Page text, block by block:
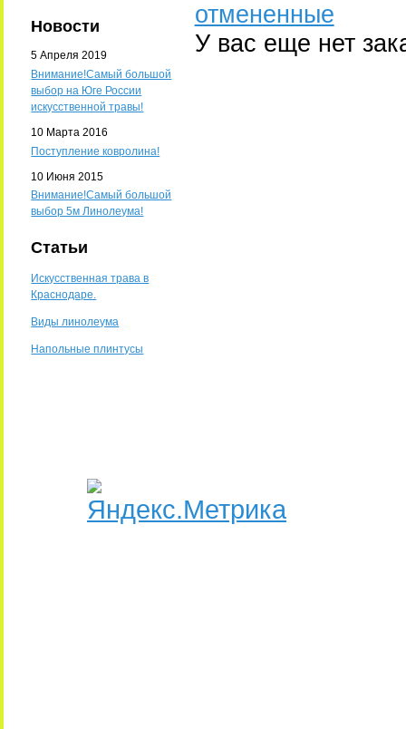
Новости
5 Апреля 2019
Внимание!Самый большой
выбор на Юге России
искусственной травы!
10 Марта 2016
Поступление ковролина!
10 Июня 2015
Внимание!Самый большой
выбор 5м Линолеума!
Статьи
Искусственная трава в
Краснодаре.
Виды линолеума
Напольные плинтусы
отмененные
У вас еще нет